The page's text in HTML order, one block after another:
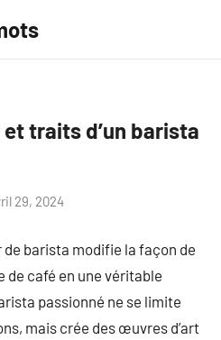
traits d’un barista
29, 2024
barista modifie la façon de
de café en une véritable
passionné ne se limite
mais crée des œuvres d’art